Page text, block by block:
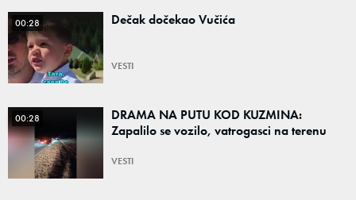
00:28 Dečak dočekao Vučića
VESTI
00:28
DRAMA NA PUTU KOD KUZMINA:
Zapalilo se vozilo, vatrogasci na terenu
VESTI